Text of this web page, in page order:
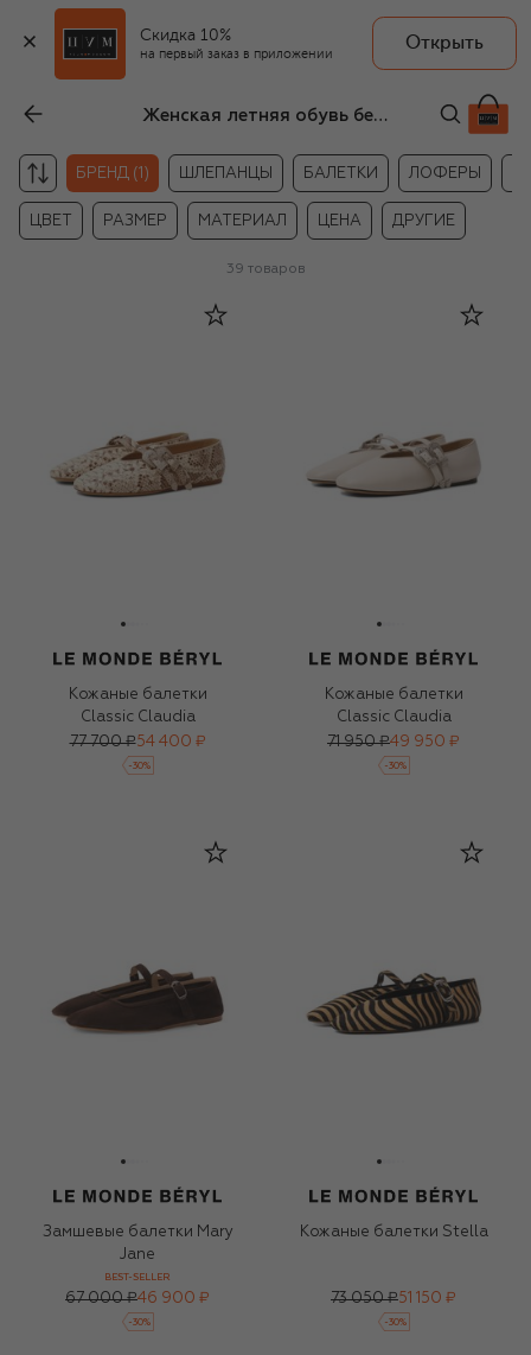
Скидка 10%
на первый заказ в приложении
Открыть
Женская летняя обувь без каблука Le Monde Beryl
БРЕНД (1) ШЛЕПАНЦЫ БАЛЕТКИ ЛОФЕРЫ
ЦВЕТ РАЗМЕР МАТЕРИАЛ ЦЕНА ДРУГИЕ
39 товаров
Кожаные балетки
Classic Claudia
77 700 ₽54 400 ₽
-30%
Кожаные балетки
Classic Claudia
71 950 ₽49 950 ₽
-30%
Замшевые балетки Mary
Jane
BEST-SELLER
67 000 ₽46 900 ₽
-30%
Кожаные балетки Stella
73 050 ₽51 150 ₽
-30%